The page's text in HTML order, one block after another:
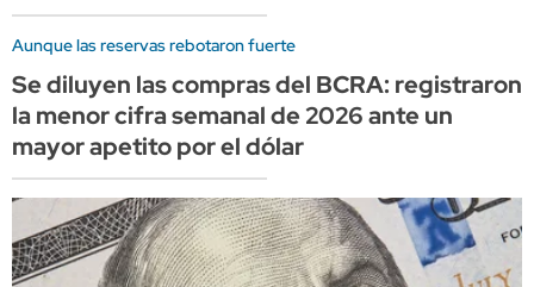
Aunque las reservas rebotaron fuerte
Se diluyen las compras del BCRA: registraron
la menor cifra semanal de 2026 ante un
mayor apetito por el dólar